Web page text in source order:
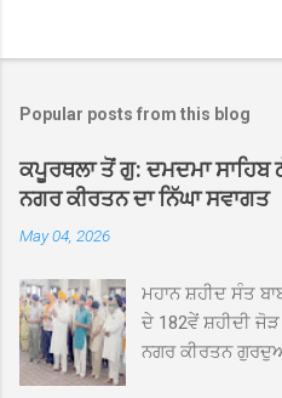
Popular posts from this blog
ਕਪੂਰਥਲਾ ਤੋਂ ਗੁ: ਦਮਦਮਾ ਸਾਹਿਬ
ਨਗਰ ਕੀਰਤਨ ਦਾ ਨਿੱਘਾ ਸਵਾਗਤ
May 04, 2026
ਮਹਾਨ ਸ਼ਹੀਦ ਸੰਤ
ਦੇ 182ਵੇਂ ਸ਼ਹੀਦੀ
ਨਗਰ ਕੀਰਤਨ